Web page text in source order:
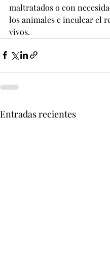
maltratados o con
los animales e inculcar el
vivos.
Entradas recientes